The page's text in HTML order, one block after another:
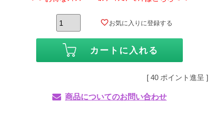
お気に入りに登録する
カートに入れる
[ 40 ポイント進呈 ]
商品についてのお問い合わせ